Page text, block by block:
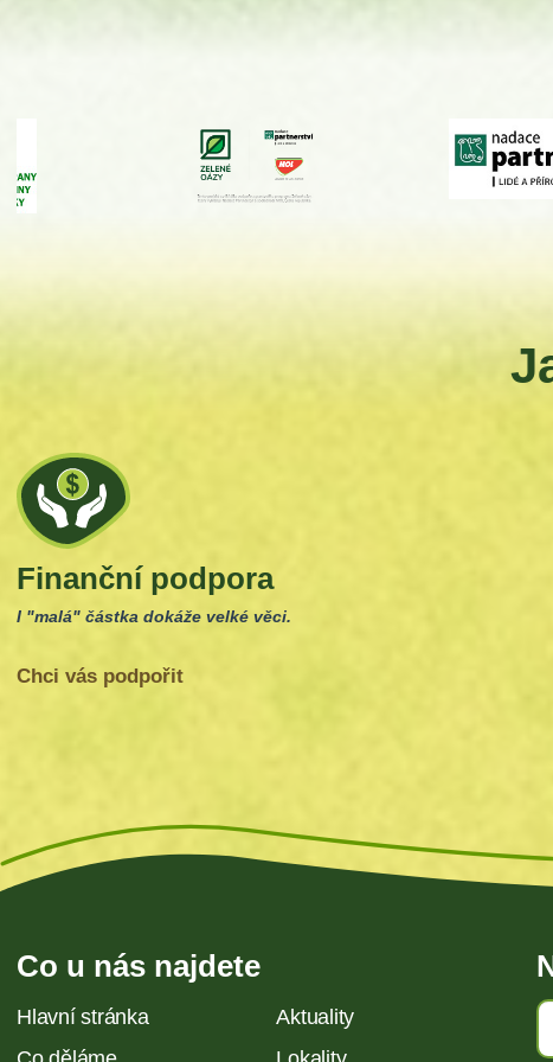
Finanční podpora
I "malá" částka dokáže velké věci.
Chci vás podpořit
Co u nás najdete
Hlavní stránka
Aktuality